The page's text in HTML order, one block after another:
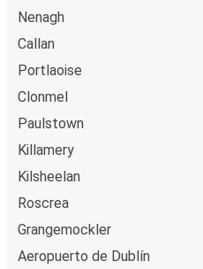
Nenagh
Callan
Portlaoise
Clonmel
Paulstown
Killamery
Kilsheelan
Roscrea
Grangemockler
Aeropuerto de Dublín